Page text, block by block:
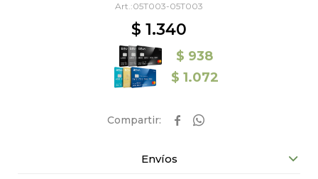
05T003-05T003
$ 1.340
$ 938
$ 1.072
 
Envíos